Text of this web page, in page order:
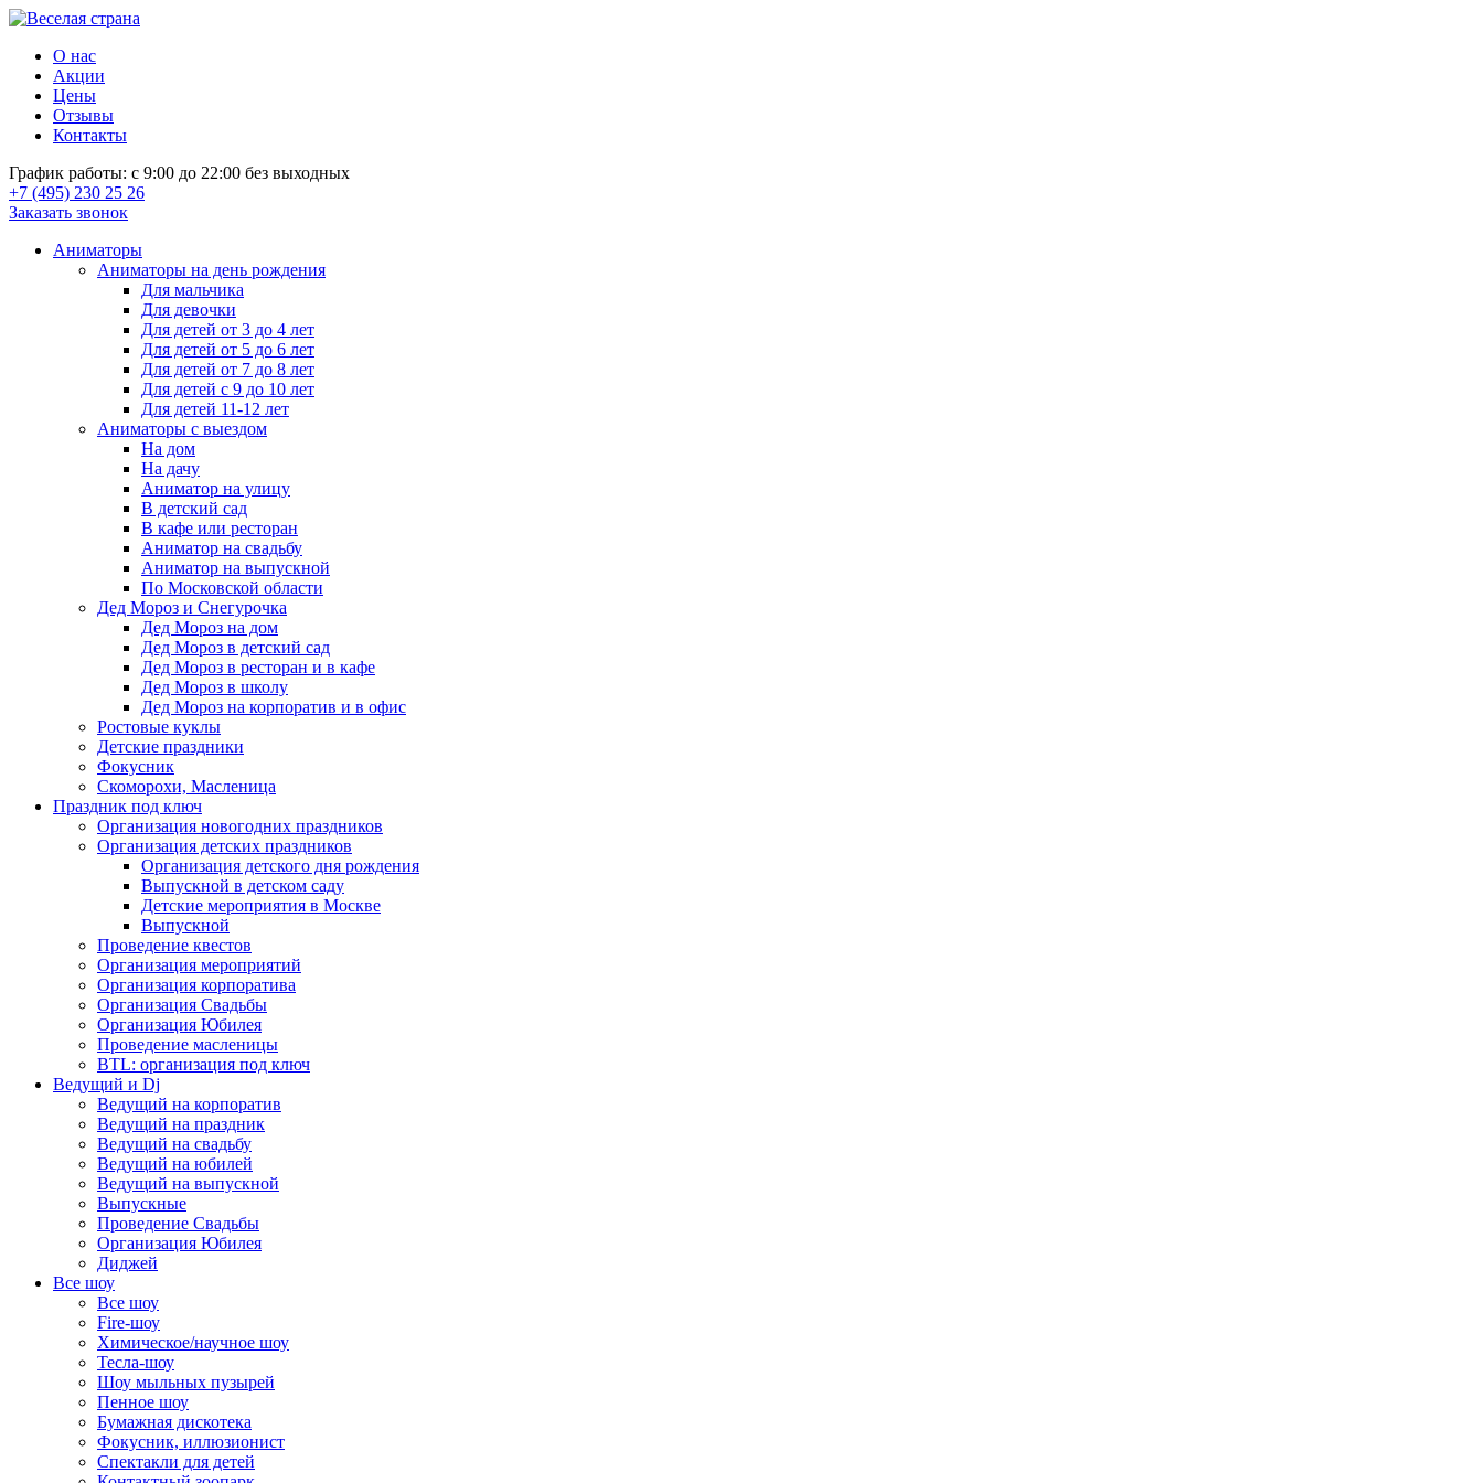
О нас
Акции
Цены
Отзывы
Контакты
График работы: с 9:00 до 22:00 без выходных
+7 (495) 230 25 26
Заказать звонок
Аниматоры
Аниматоры на день рождения
Для мальчика
Для девочки
Для детей от 3 до 4 лет
Для детей от 5 до 6 лет
Для детей от 7 до 8 лет
Для детей с 9 до 10 лет
Для детей 11-12 лет
Аниматоры с выездом
На дом
На дачу
Аниматор на улицу
В детский сад
В кафе или ресторан
Аниматор на свадьбу
Аниматор на выпускной
По Московской области
Дед Мороз и Снегурочка
Дед Мороз на дом
Дед Мороз в детский сад
Дед Мороз в ресторан и в кафе
Дед Мороз в школу
Дед Мороз на корпоратив и в офис
Ростовые куклы
Детские праздники
Фокусник
Скоморохи, Масленица
Праздник под ключ
Организация новогодних праздников
Организация детских праздников
Организация детского дня рождения
Выпускной в детском саду
Детские мероприятия в Москве
Выпускной
Проведение квестов
Организация мероприятий
Организация корпоратива
Организация Свадьбы
Организация Юбилея
Проведение масленицы
BTL: организация под ключ
Ведущий и Dj
Ведущий на корпоратив
Ведущий на праздник
Ведущий на свадьбу
Ведущий на юбилей
Ведущий на выпускной
Выпускные
Проведение Свадьбы
Организация Юбилея
Диджей
Все шоу
Все шоу
Fire-шоу
Химическое/научное шоу
Тесла-шоу
Шоу мыльных пузырей
Пенное шоу
Бумажная дискотека
Фокусник, иллюзионист
Спектакли для детей